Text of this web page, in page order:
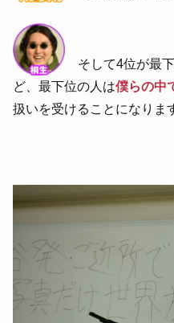
そして4位が最
ど、最下位の人は僕らの中
扱いを受けることになりま